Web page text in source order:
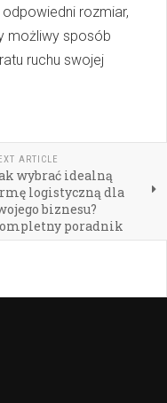
rozmiar,
możliwy sposób
ruchu swojej
ARTICLE
wybrać idealną
logistyczną dla
biznesu?
poradnik